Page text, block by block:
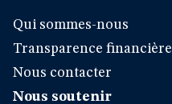
Qui sommes-nous
Transparence financière
Nous contacter
Nous soutenir